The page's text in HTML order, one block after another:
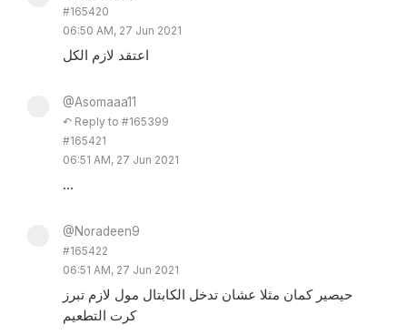
#165420
06:50 AM, 27 Jun 2021
اعتقد لازم الكل
@Asomaaa11
↶ Reply to #165399
#165421
06:51 AM, 27 Jun 2021
...
@Noradeen9
#165422
06:51 AM, 27 Jun 2021
حيصير كمان مثلا عشان تدخل الكابتال مول لازم تبرز
كرت التطعيم